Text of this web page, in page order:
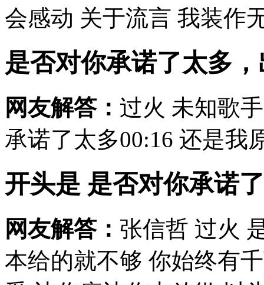
会感动 关于流言 我装作
是否对你承诺了太多
网友解答： 过火 未知歌
承诺了太多00:16 还是我
开头是 是否对你承诺
网友解答： 张信哲 过火
本给的就不够 你始终有